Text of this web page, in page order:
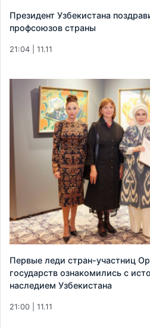
Президент Узбекистана
профсоюзов страны
21:04 | 11.11
Первые леди стран-участниц
государств ознакомились с
наследием Узбекистана
21:00 | 11.11